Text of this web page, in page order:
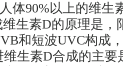
体90%以上的维生
生素D的原理是，
和短波UVC构成
生素D合成的主要